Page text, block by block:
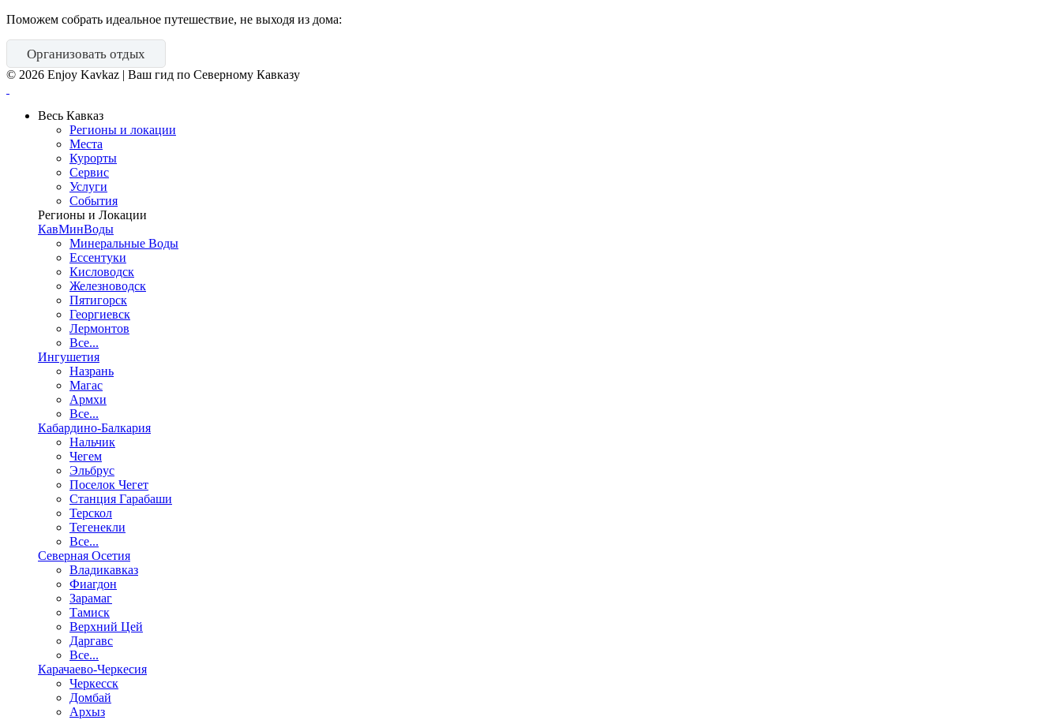
Поможем собрать идеальное путешествие, не выходя из дома:
Организовать отдых
© 2026 Enjoy Kavkaz | Ваш гид по Северному Кавказу
Весь Кавказ
Регионы и локации
Места
Курорты
Сервис
Услуги
События
Регионы и Локации
КавМинВоды
Минеральные Воды
Ессентуки
Кисловодск
Железноводск
Пятигорск
Георгиевск
Лермонтов
Все...
Ингушетия
Назрань
Магас
Армхи
Все...
Кабардино-Балкария
Нальчик
Чегем
Эльбрус
Поселок Чегет
Станция Гарабаши
Терскол
Тегенекли
Все...
Северная Осетия
Владикавказ
Фиагдон
Зарамаг
Тамиск
Верхний Цей
Даргавс
Все...
Карачаево-Черкесия
Черкесск
Домбай
Архыз